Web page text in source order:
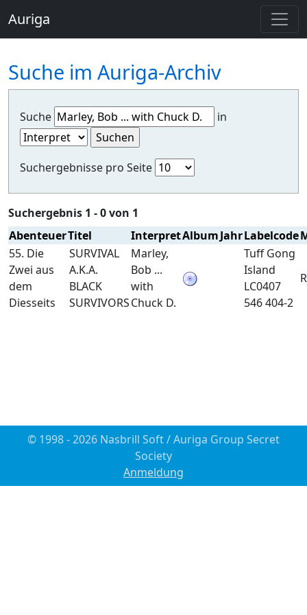
Auriga
Suche im Auriga-Archiv
Suche in
Suchergebnisse pro Seite
Suchergebnis 1 - 0 von 1
AbenteuerTitel InterpretAlbumJahrLabelcode
55. Die
Zwei aus
dem
Diesseits
SURVIVAL
A.K.A.
BLACK
SURVIVORS
Marley,
Bob ...
with
Chuck D.
Tuff Gong
Island
LC0407
546 404-2
© 1998 - 2026 Nasbrill Soft / Auriga Group Secret
Society
Anmeldung